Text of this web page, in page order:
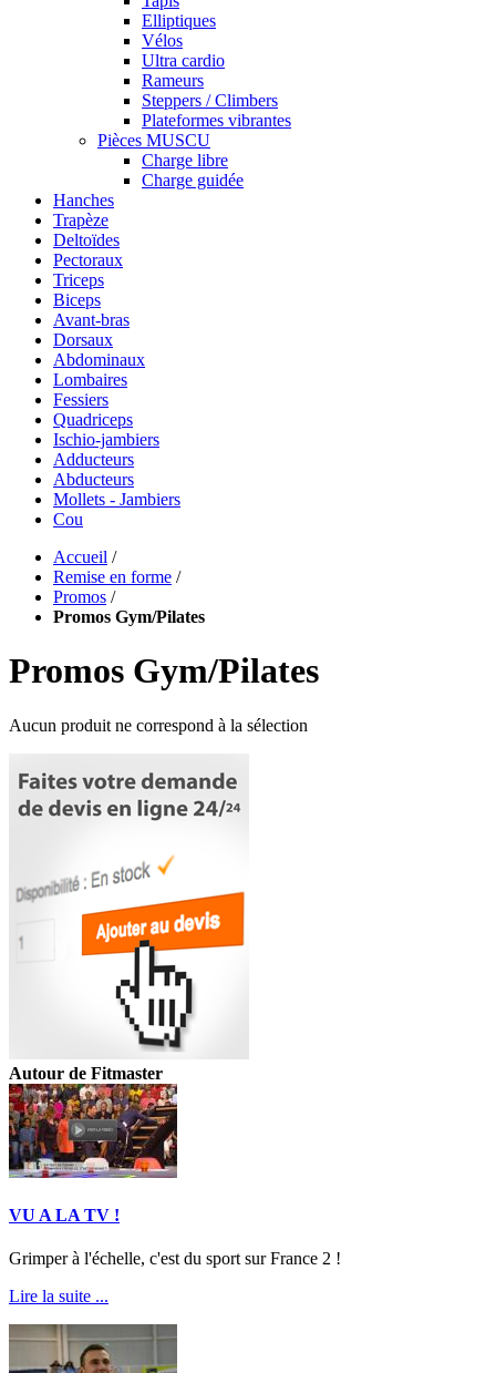
Elliptiques
Vélos
Ultra cardio
Rameurs
Steppers / Climbers
Plateformes vibrantes
Pièces MUSCU
Charge libre
Charge guidée
Hanches
Trapèze
Deltoïdes
Pectoraux
Triceps
Biceps
Avant-bras
Dorsaux
Abdominaux
Lombaires
Fessiers
Quadriceps
Ischio-jambiers
Adducteurs
Abducteurs
Mollets - Jambiers
Cou
Accueil /
Remise en forme /
Promos /
Promos Gym/Pilates
Promos Gym/Pilates
Aucun produit ne correspond à la sélection
Autour de Fitmaster
VU A LA TV !
Grimper à l'échelle, c'est du sport sur France 2 !
Lire la suite ...